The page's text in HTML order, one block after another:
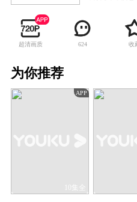
赏，但他最终
英干探沈韦
处事方式虽
秘，刁钻莫
超清画质 624 收
为你推荐
APP
10集全